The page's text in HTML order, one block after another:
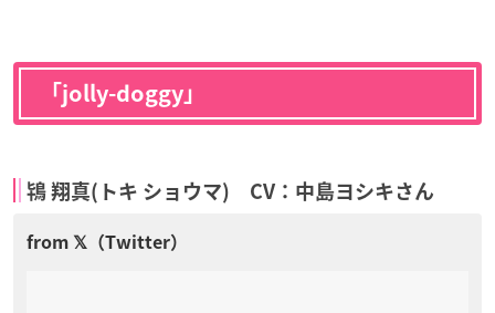
「jolly-doggy」
鴇 翔真(トキ ショウマ) CV：中島ヨシキさん